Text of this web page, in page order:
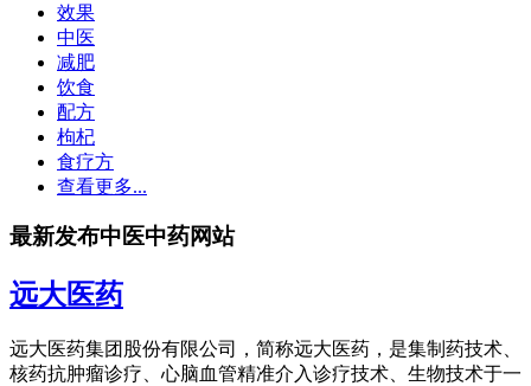
效果
中医
减肥
饮食
配方
枸杞
食疗方
查看更多...
最新发布中医中药网站
远大医药
远大医药集团股份有限公司，简称远大医药，是集制药技术、
核药抗肿瘤诊疗、心脑血管精准介入诊疗技术、生物技术于一